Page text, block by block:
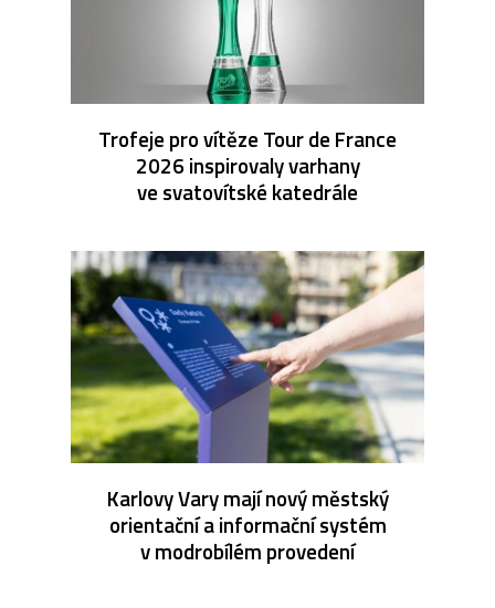
Trofeje pro vítěze Tour de France
2026 inspirovaly varhany
ve svatovítské katedrále
Karlovy Vary mají nový městský
orientační a informační systém
v modrobílém provedení